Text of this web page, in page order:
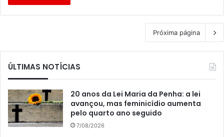
Próxima página
ÚLTIMAS NOTÍCIAS
20 anos da Lei Maria da Penha: a lei
avançou, mas feminicídio aumenta
pelo quarto ano seguido
7/08/2026